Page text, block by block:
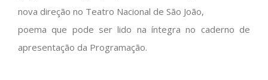
nova direção no Teatro Nacional de São João,
poema que pode ser lido na íntegra no caderno de
apresentação da Programação.